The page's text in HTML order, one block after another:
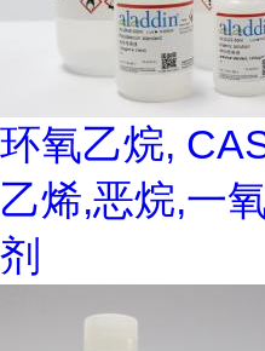
环氧乙烷,
乙烯,恶烷,一
剂